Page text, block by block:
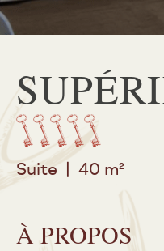
Suite | 40 m²
À PROPOS